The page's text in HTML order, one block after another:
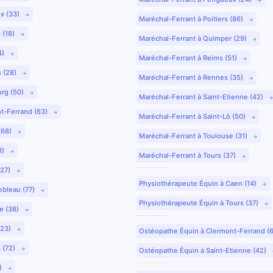
(33)
(28)
(50)
Ferrand (63)
(77)
(38)
(72)
Maréchal-Ferrant à Poitiers (86)
Maréchal-Ferrant à Quimper (29)
Maréchal-Ferrant à Reims (51)
Maréchal-Ferrant à Rennes (35)
Maréchal-Ferrant à Saint-Etienne (42)
Maréchal-Ferrant à Saint-Lô (50)
Maréchal-Ferrant à Toulouse (31)
Maréchal-Ferrant à Tours (37)
Physiothérapeute Équin à Caen (14)
Physiothérapeute Équin à Tours (37)
Ostéopathe Équin à Clermont-Ferrand
Ostéopathe Équin à Saint-Etienne (42)